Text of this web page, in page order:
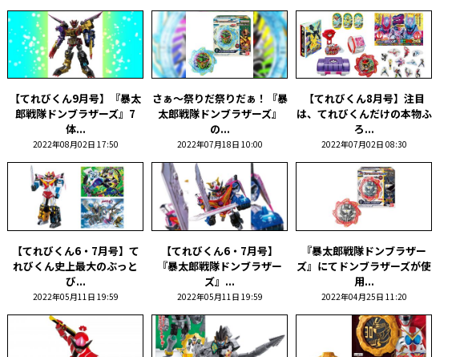
【てれびくん9月号】『暴太
郎戦隊ドンブラザーズ』7
体...
2022年08月02日 17:50
さぁ～祭りだ祭りだぁ！『暴
太郎戦隊ドンブラザーズ』
の...
2022年07月18日 10:00
【てれびくん8月号】注目
は、てれびくんだけの本物ふ
ろ...
2022年07月02日 08:30
【てれびくん6・7月号】て
れびくん史上最大のぶっと
び...
2022年05月11日 19:59
【てれびくん6・7月号】
『暴太郎戦隊ドンブラザー
ズ』...
2022年05月11日 19:59
『暴太郎戦隊ドンブラザー
ズ』にてドンブラザーズが使
用...
2022年04月25日 11:20